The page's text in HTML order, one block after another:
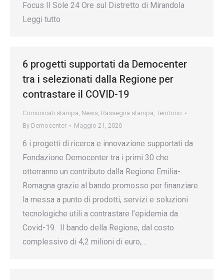
Focus Il Sole 24 Ore sul Distretto di Mirandola
Leggi tutto
6 progetti supportati da Democenter
tra i selezionati dalla Regione per
contrastare il COVID-19
Comunicati stampa, News, Rassegna stampa, Territorio
By Democenter Maggio 21, 2020
6 i progetti di ricerca e innovazione supportati da
Fondazione Democenter tra i primi 30 che
otterranno un contributo dalla Regione Emilia-
Romagna grazie al bando promosso per finanziare
la messa a punto di prodotti, servizi e soluzioni
tecnologiche utili a contrastare l’epidemia da
Covid-19. Il bando della Regione, dal costo
complessivo di 4,2 milioni di euro,…